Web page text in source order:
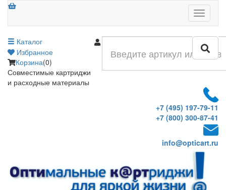
Меню
Каталог
Избранное
Корзина(0)
Совместимые картриджи
и расходные материалы
+7 (495) 197-79-11
+7 (800) 300-87-41
info@opticart.ru